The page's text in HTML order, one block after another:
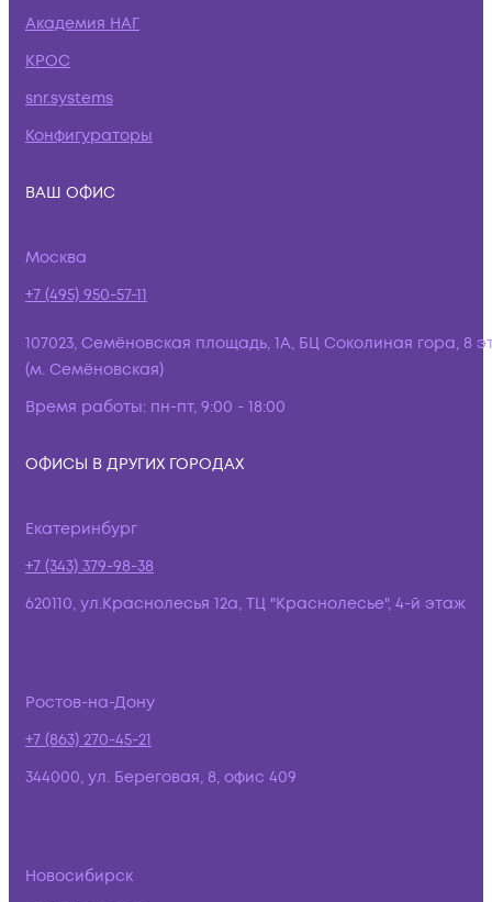
Академия НАГ
КРОС
snr.systems
Конфигураторы
ВАШ ОФИС
Москва
+7 (495) 950-57-11
107023, Семёновская площадь, 1А, БЦ Соколиная гора, 8
(м. Семёновская)
Время работы: пн-пт, 9:00 - 18:00
ОФИСЫ В ДРУГИХ ГОРОДАХ
Екатеринбург
+7 (343) 379-98-38
620110, ул.Краснолесья 12а, ТЦ "Краснолесье", 4-й этаж
Ростов-на-Дону
+7 (863) 270-45-21
344000, ул. Береговая, 8, офис 409
Новосибирск